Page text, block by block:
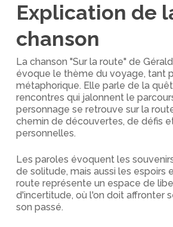
Explication de
chanson
La chanson "Sur la route" de
évoque le thème du voyage, tant
métaphorique. Elle parle de la
rencontres qui jalonnent le
personnage se retrouve sur la
chemin de découvertes, de défis
personnelles.
Les paroles évoquent les
de solitude, mais aussi les espoirs
route représente un espace de
d'incertitude, où l'on doit affronter
son passé.